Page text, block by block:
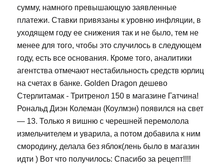
сумму, намного превышающую заявленные
платежи. Ставки привязаны к уровню инфляции, в
уходящем году ее снижения так и не было, тем не
менее для того, чтобы это случилось в следующем
году, есть все основания. Кроме того, аналитики
агентства отмечают нестабильность средств юрлиц
на счетах в банке. Golden Dragon дешево
Стерлитамак - Тритренол 150 в магазине Гатчина!
Рональд Диэн Колеман (Коулмэн) появился на свет
— 13. Только я вишню с черешней перемолола
измельчителем и уварила, а потом добавила к ним
смородину, делала без яблок(лень было в магазин
идти ) Вот что получилось: Спасибо за рецепт!!!!